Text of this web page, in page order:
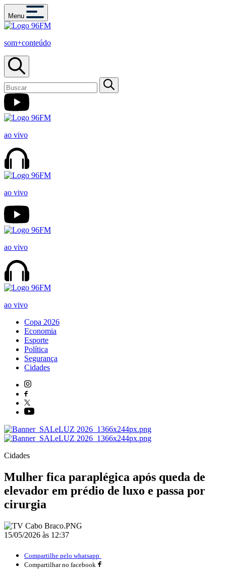
Menu
som+conteúdo
ao vivo
ao vivo
ao vivo
ao vivo
Copa 2026
Economia
Esporte
Política
Segurança
Cidades
Cidades
Mulher fica paraplégica após queda de
elevador em prédio de luxo e passa por
cirurgia
15/05/2026 às 12:37
Compartilhe pelo whatsapp
Compartilhar no facebook